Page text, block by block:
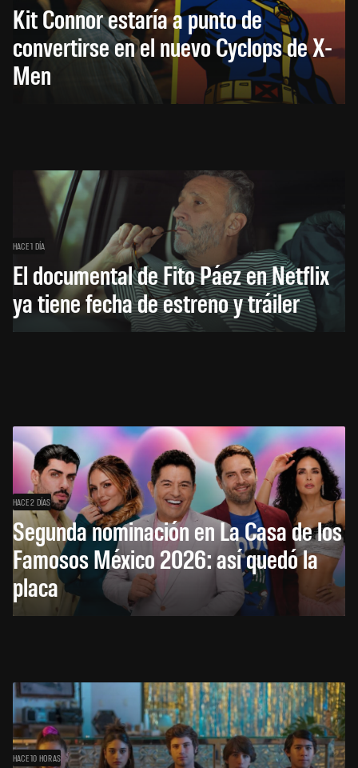
Kit Connor estaría a punto de
convertirse en el nuevo Cyclops de X-
Men
HACE 1 DÍA
El documental de Fito Páez en Netflix
ya tiene fecha de estreno y tráiler
HACE 2 DÍAS
Segunda nominación en La Casa de los
Famosos México 2026: así quedó la
placa
HACE 10 HORAS